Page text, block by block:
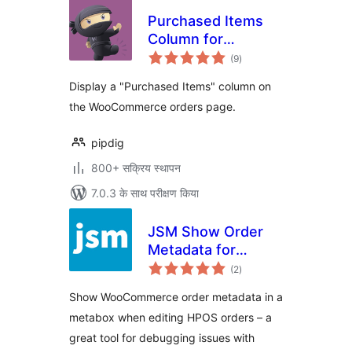
Purchased Items
Column for
WooCommerce
(9कुल
दर)
Display a "Purchased Items" column on
the WooCommerce orders page.
pipdig
800+ सक्रिय स्थापन
7.0.3 के साथ परीक्षण किया
JSM Show Order
Metadata for
WooCommerce
(2कुल
दर)
Show WooCommerce order metadata in a
metabox when editing HPOS orders – a
great tool for debugging issues with